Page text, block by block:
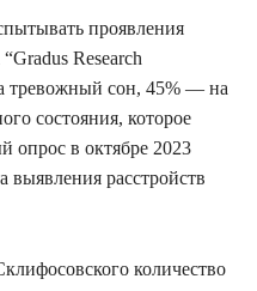
проявления
Research
тревожный сон, 45% — на
состояния, которое
опрос в октябре 2023
выявления расстройств
количество